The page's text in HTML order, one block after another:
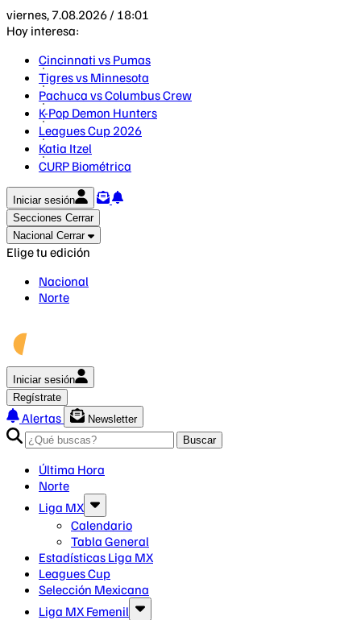
viernes, 7.08.2026 / 18:01
Hoy interesa:
Cincinnati vs Pumas
Tigres vs Minnesota
Pachuca vs Columbus Crew
K-Pop Demon Hunters
Leagues Cup 2026
Katia Itzel
CURP Biométrica
Iniciar sesión
Secciones Cerrar
Nacional Cerrar
Elige tu edición
Nacional
Norte
Iniciar sesión
Regístrate
Alertas
Newsletter
Buscar
Última Hora
Norte
Liga MX
Calendario
Tabla General
Estadísticas Liga MX
Leagues Cup
Selección Mexicana
Liga MX Femenil